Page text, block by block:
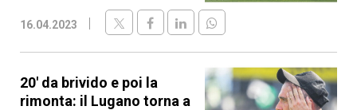
16.04.2023
20' da brivido e poi la
rimonta: il Lugano torna a